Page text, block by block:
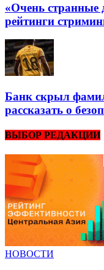
«Очень странные
рейтинги
Банк скрыл
рассказать о
ВЫБОР РЕДАКЦИИ
НОВОСТИ